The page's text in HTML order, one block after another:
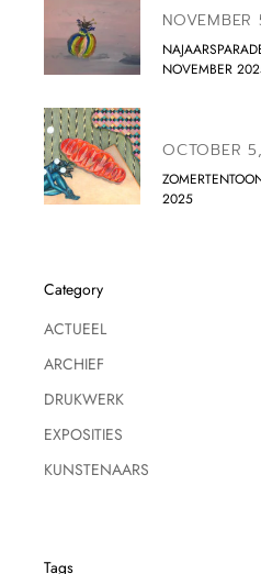
NOVEMBER
OCTOBER
2025
Category
ACTUEEL
ARCHIEF
DRUKWERK
EXPOSITIES
KUNSTENAARS
Tags